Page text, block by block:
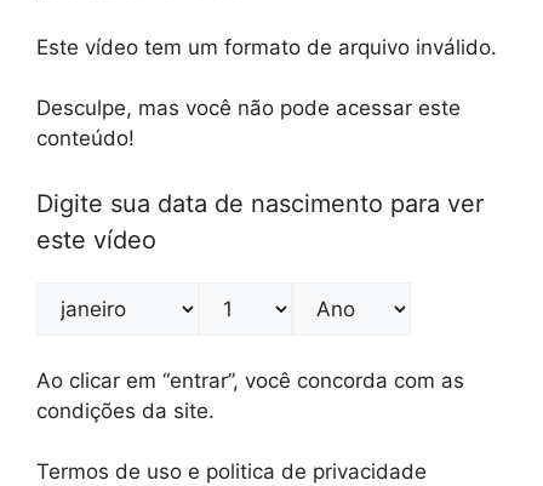
Este vídeo tem um formato de arquivo inválido.
Desculpe, mas você não pode acessar este
conteúdo!
Digite sua data de nascimento para ver
este vídeo
Ao clicar em “entrar”, você concorda com as
condições da site.
Termos de uso e politica de privacidade